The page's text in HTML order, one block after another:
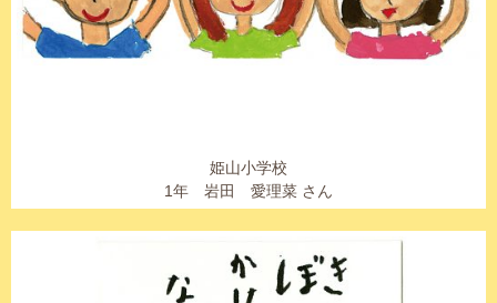
姫山小学校
1年 岩田 愛理菜 さん